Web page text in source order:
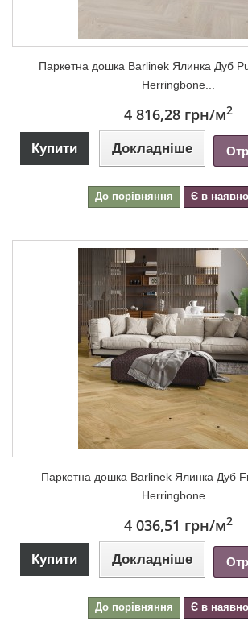
Паркетна дошка Barlinek Ялинка Дуб
Herringbone...
4 816,28 грн/м2
Купити Докладніше
До порівняння Є в
Паркетна дошка Barlinek Ялинка Дуб
Herringbone...
4 036,51 грн/м2
Купити Докладніше
До порівняння Є в